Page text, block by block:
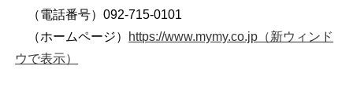
（電話番号）092-715-0101
（ホームページ）
https://www.mymy.co.jp （新ウィンド
ウで表示）